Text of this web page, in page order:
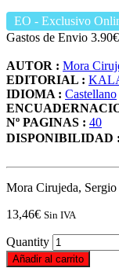
EO - Exclusivo
Gastos de Envio
AUTOR : Mora
EDITORIAL :
IDIOMA : Castellano
Nº PAGINAS : 40
DISPONIBILIDAD :
Mora Cirujeda, Sergio
13,46€ Sin IVA
Quantity
Añadir al carrito